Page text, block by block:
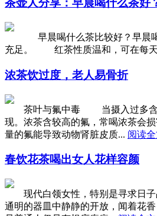
茶壶人分享：早晨喝什么茶好
早晨喝什么茶比较好？早晨喝红
充足。 红茶性质温和，可在每天
浓茶饮过度，老人易骨折
茶叶与氟中毒 当摄入过多含氟量
现。浓茶含较高的氟，常喝浓茶会
量的氟能导致动物肾脏皮质... 阅读
春饮花茶喝出女人花样容颜
现代白领女性，特别是寻求日子
通明的器皿中静静的开放，闻着花